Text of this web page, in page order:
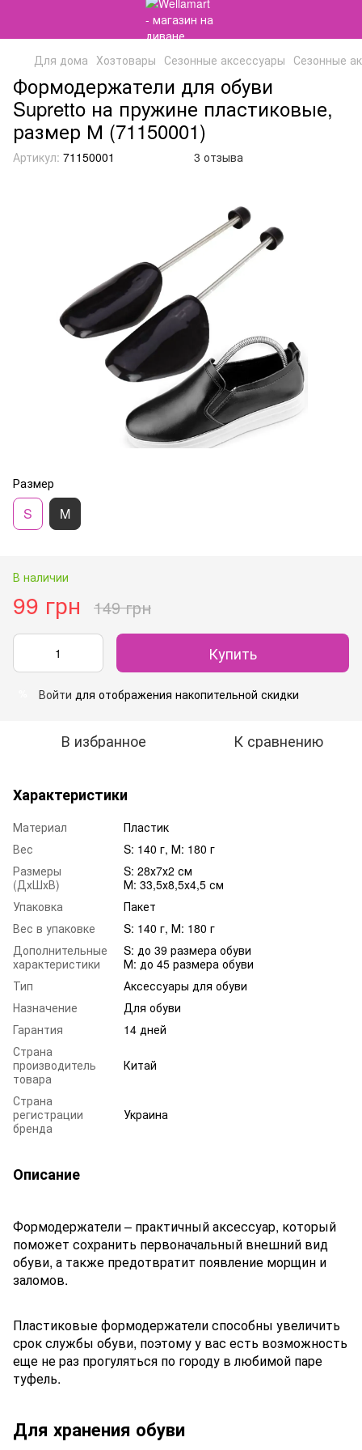
Для дома Хозтовары Сезонные аксессуары Сезонные
Формодержатели для обуви
Supretto на пружине пластиковые,
размер М (71150001)
Артикул: 71150001 3 отзыва
Размер
S M
В наличии
99 грн 149 грн
Купить
Войти для отображения накопительной скидки
В избранное К сравнению
Характеристики
Материал
Пластик
Вес
S: 140 г, М: 180 г
Размеры
(ДхШхВ)
S: 28х7х2 см
М: 33,5х8,5х4,5 см
Упаковка
Пакет
Вес в упаковке
S: 140 г, М: 180 г
Дополнительные
характеристики
S: до 39 размера обуви
М: до 45 размера обуви
Тип
Аксессуары для обуви
Назначение
Для обуви
Гарантия
14 дней
Страна
производитель
товара
Китай
Страна
регистрации
бренда
Украина
Описание
Формодержатели – практичный аксессуар, который
поможет сохранить первоначальный внешний вид
обуви, а также предотвратит появление морщин и
заломов.
Пластиковые формодержатели способны увеличить
срок службы обуви, поэтому у вас есть возможность
еще не раз прогуляться по городу в любимой паре
туфель.
Для хранения обуви